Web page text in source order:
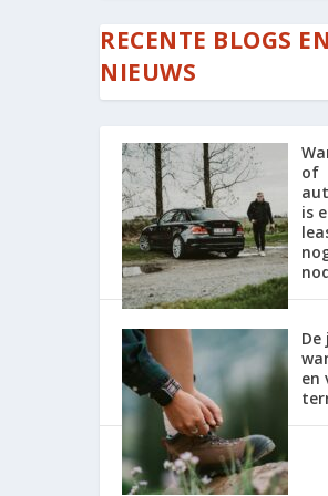
RECENTE BLOGS EN
NIEUWS
of
is
en